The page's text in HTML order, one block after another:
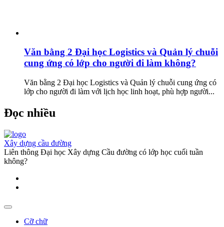
Văn bằng 2 Đại học Logistics và Quản lý chuỗi
cung ứng có lớp cho người đi làm không?
Văn bằng 2 Đại học Logistics và Quản lý chuỗi cung ứng có
lớp cho người đi làm với lịch học linh hoạt, phù hợp người...
Đọc nhiều
Xây dựng cầu đường
Liên thông Đại học Xây dựng Cầu đường có lớp học cuối tuần
không?
Cỡ chữ